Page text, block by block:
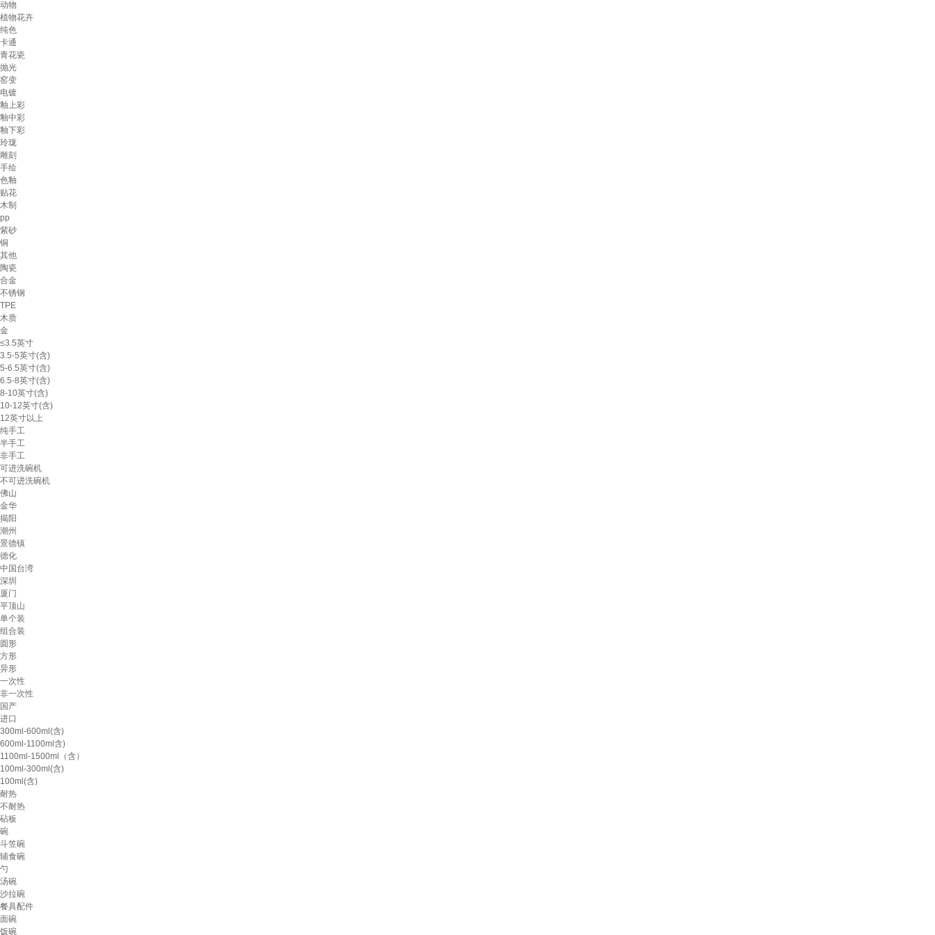
动物
植物花卉
纯色
卡通
青花瓷
抛光
窑变
电镀
釉上彩
釉中彩
釉下彩
玲珑
雕刻
手绘
色釉
贴花
木制
pp
紫砂
铜
其他
陶瓷
合金
不锈钢
TPE
木质
金
≤3.5英寸
3.5-5英寸(含)
5-6.5英寸(含)
6.5-8英寸(含)
8-10英寸(含)
10-12英寸(含)
12英寸以上
纯手工
半手工
非手工
可进洗碗机
不可进洗碗机
佛山
金华
揭阳
潮州
景德镇
德化
中国台湾
深圳
厦门
平顶山
单个装
组合装
圆形
方形
异形
一次性
非一次性
国产
进口
300ml-600ml(含)
600ml-1100ml含)
1100ml-1500ml（含）
100ml-300ml(含)
100ml(含)
耐热
不耐热
砧板
碗
斗笠碗
辅食碗
勺
汤碗
沙拉碗
餐具配件
面碗
饭碗